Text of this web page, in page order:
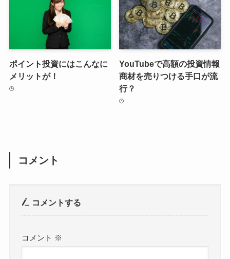
ポイント投資にはこんなに
メリットが！
YouTubeで高額の投資情報
商材を売りつける手口が流
行？
コメント
コメントする
コメント ※